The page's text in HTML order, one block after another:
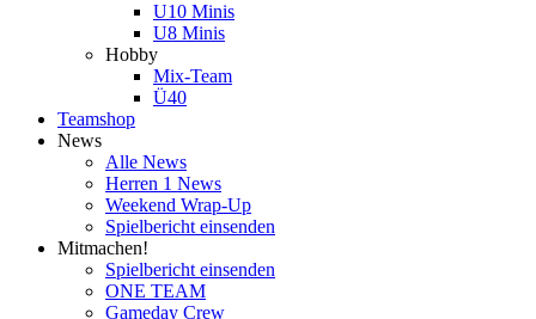
U10 Minis
U8 Minis
Hobby
Mix-Team
Ü40
Teamshop
News
Alle News
Herren 1 News
Weekend Wrap-Up
Spielbericht einsenden
Mitmachen!
Spielbericht einsenden
ONE TEAM
Gameday Crew